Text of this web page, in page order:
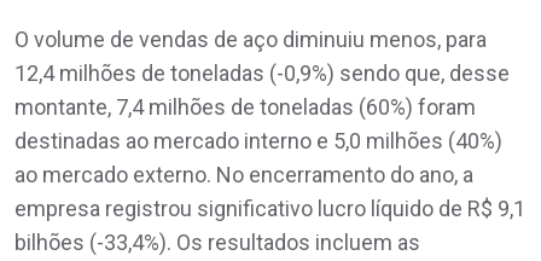
O volume de vendas de aço diminuiu menos, para
12,4 milhões de toneladas (-0,9%) sendo que, desse
montante, 7,4 milhões de toneladas (60%) foram
destinadas ao mercado interno e 5,0 milhões (40%)
ao mercado externo. No encerramento do ano, a
empresa registrou significativo lucro líquido de R$ 9,1
bilhões (-33,4%). Os resultados incluem as